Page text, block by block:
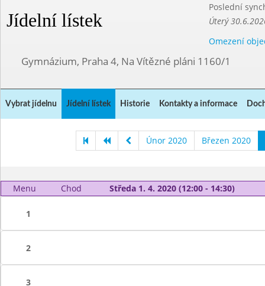
Jídelní lístek
Poslední
Úterý
Omezení
Gymnázium, Praha 4, Na Vítězné pláni 1160/1
Vybrat jídelnu Jídelní lístek Historie Kontakty a informace
Únor 2020 Březen 2020
Menu Chod Středa 1. 4. 2020 (12:00 - 14:30)
1
2
3